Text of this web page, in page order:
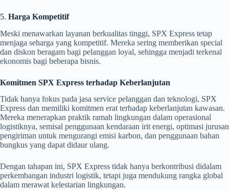
5. Harga Kompetitif
Meski menawarkan layanan berkualitas tinggi, SPX Express tetap
menjaga seharga yang kompetitif. Mereka sering memberikan special
dan diskon beragam bagi pelanggan loyal, sehingga menjadi terkenal
ekonomis bagi beberapa bisnis.
Komitmen SPX Express terhadap Keberlanjutan
Tidak hanya fokus pada jasa service pelanggan dan teknologi, SPX
Express dan memiliki komitmen erat terhadap keberlanjutan kawasan.
Mereka menerapkan praktik ramah lingkungan dalam operasional
logistiknya, semisal penggunaan kendaraan irit energi, optimasi jurusan
pengiriman untuk mengurangi emisi karbon, dan penggunaan bahan
bungkus yang dapat didaur ulang.
Dengan tahapan ini, SPX Express tidak hanya berkontribusi didalam
perkembangan industri logistik, tetapi juga mendukung rangka global
dalam merawat kelestarian lingkungan.